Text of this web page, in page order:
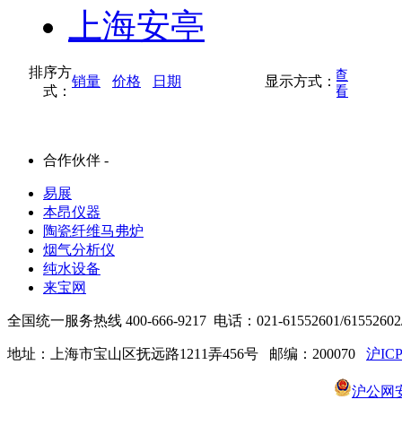
上海安亭
排序方
式：
销量 价格 日期 显示方式：
按缩略图方式查
看
按列表方式查看
合作伙伴 -
易展
本昂仪器
陶瓷纤维马弗炉
烟气分析仪
纯水设备
来宝网
全国统一服务热线 400-666-9217 电话：021-61552601/
地址：上海市宝山区抚远路1211弄456号 邮编：200070 沪
沪公网